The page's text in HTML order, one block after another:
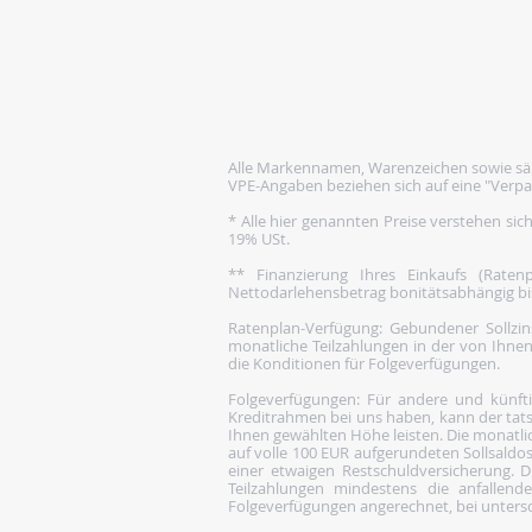
Alle Markennamen, Warenzeichen sowie
VPE-Angaben beziehen sich auf eine
* Alle hier genannten Preise verstehen
19% USt.
** Finanzierung Ihres Einkaufs
Nettodarlehensbetrag bonitätsabhängig
Ratenplan-Verfügung: Gebundener
monatliche Teilzahlungen in der von
die Konditionen für Folgeverfügungen.
Folgeverfügungen: Für andere und
Kreditrahmen bei uns haben, kann der
Ihnen gewählten Höhe leisten. Die
auf volle 100 EUR aufgerundeten
einer etwaigen Restschuldversicherung.
Teilzahlungen mindestens die
Folgeverfügungen angerechnet, bei